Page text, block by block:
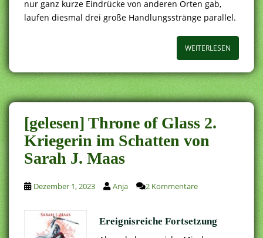
nur ganz kurze Eindrücke von anderen Orten gab,
laufen diesmal drei große Handlungsstränge parallel.
WEITERLESEN
[gelesen] Throne of Glass 2.
Kriegerin im Schatten von
Sarah J. Maas
Dezember 1, 2023 Anja 2 Kommentare
Ereignisreiche Fortsetzung